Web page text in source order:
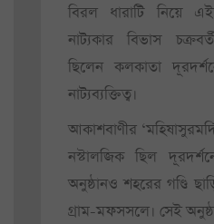
বিরল ধারাটি নিয়ে
নাট্যকার বিভাস
ছিলেন কলকাতা
নাট্যব্যক্তিত্ব।
আকাশবাণীর
নস্টালজিক ছিল
অনুষ্ঠানও শহরের গণ্ডি
গ্রাম-মফসসলে। সেই